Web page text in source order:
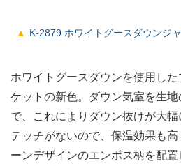
K-2879 ホワイトグースダウンジ
ホワイトグースダウンを使用し
ケットの新色。ダウン気室を生
で、これによりダウン抜けが大
テッチがないので、保温効果も
ーンデザインのエンボス柄を配